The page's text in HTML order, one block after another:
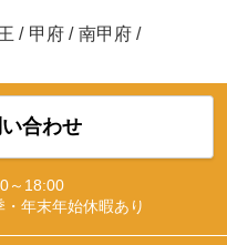
/ 甲府 / 南甲府 /
合わせ
～18:00
年末年始休暇あり